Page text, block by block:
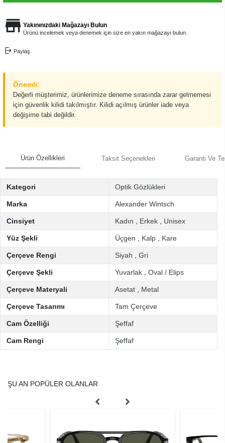
Yakınınızdaki Mağazayı Bulun
Ürünü incelemek veya denemek için size en yakın mağazayı bulun.
Paylaş
Önemli:
Değerli müşterimiz, ürünlerimize deneme sırasında zarar gelmemesi
için güvenlik kilidi takılmıştır. Kilidi açılmış ürünler iade veya
değişime tabi değildir.
Ürün Özellikleri Taksit Seçenekleri Garanti Ve
Kategori Optik Gözlükleri
Marka Alexander Wintsch
Cinsiyet Kadın Erkek Unisex
Yüz Şekli Üçgen Kalp Kare
Çerçeve Rengi Siyah Gri
Çerçeve Şekli Yuvarlak Oval / Elips
Çerçeve Materyali Asetat Metal
Çerçeve Tasarımı Tam Çerçeve
Cam Özelliği Şeffaf
Cam Rengi Şeffaf
ŞU AN POPÜLER OLANLAR